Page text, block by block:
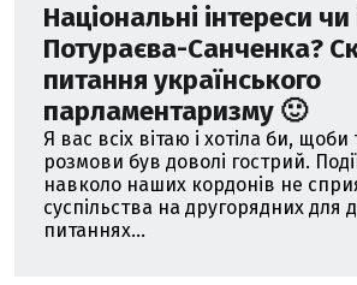
Національні інтереси чи
Потураєва-Санченка?
питання українського
парламентаризму 🙂
Я вас всіх вітаю і хотіла би,
розмови був доволі гострий.
навколо наших кордонів не
суспільства на другорядних для
питаннях...